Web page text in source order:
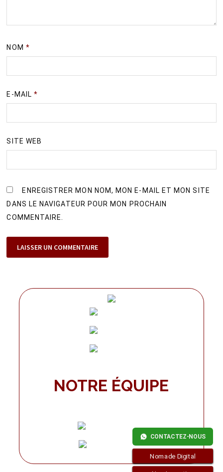
NOM *
E-MAIL *
SITE WEB
ENREGISTRER MON NOM, MON E-MAIL ET MON SITE
DANS LE NAVIGATEUR POUR MON PROCHAIN
COMMENTAIRE.
NOTRE ÉQUIPE
CONTACTEZ-NOUS
Nomade Digital